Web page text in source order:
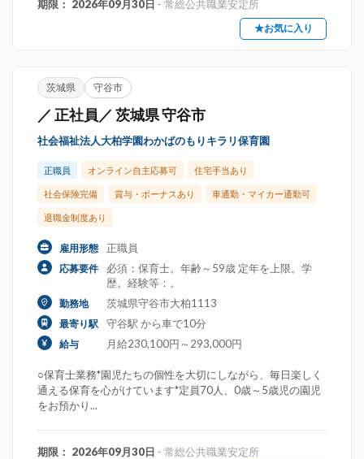
期限： 2026年09月30日 - 常総公共職業安定所
★お気に入り
茨城県 守谷市
／ 正社員／ 茨城県 守谷市
社会福祉法人大柏学園わかばのもりキラリ保育園
正職員 オンライン自主応募可 住宅手当あり
社会保険完備 賞与・ボーナスあり 車通勤・マイカー通勤可
退職金制度あり
雇用形態 正職員
応募要件
必須：保育士。年齢～59歳 定年を上限。学
歴。経験等：。
勤務地 茨城県守谷市大柏1113
最寄り駅 守谷駅 から車で10分
給与 月給230,100円～293,000円
○保育士業務*園児たちの個性を大切にしながら、毎日楽しく
通える保育を心がけています*定員70人、0歳～5歳児の園児
をお預かり...
期限： 2026年09月30日 - 常総公共職業安定所